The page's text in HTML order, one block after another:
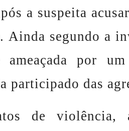
a suspeita
Ainda segundo a
ameaçada por
participado das
de